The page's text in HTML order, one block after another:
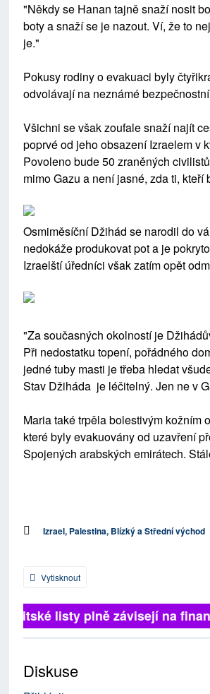
"Někdy se Hanan tajně snaží nosit
boty a snaží se je nazout. Ví, že to
je."
Pokusy rodiny o evakuaci byly
odvolávají na neznámé
Všichni se však zoufale snaží najít
poprvé od jeho obsazení Izraelem v
Povoleno bude 50 zraněných
mimo Gazu a není jasné, zda ti,
Osmiměsíční Džihád se narodil do
nedokáže produkovat pot a je
Izraelští úředníci však zatím opět
"Za současných okolností je
Při nedostatku topení, pořádného
jedné tuby masti je třeba hledat
Stav Džiháda je léčitelný. Jen ne v
Maria také trpěla bolestivým kožním
které byly evakuovány od uzavření
Spojených arabských emirátech.
Izrael, Palestina, Blízký a Střední východ
Vytisknout
Britské listy plně závisejí na
Diskuse